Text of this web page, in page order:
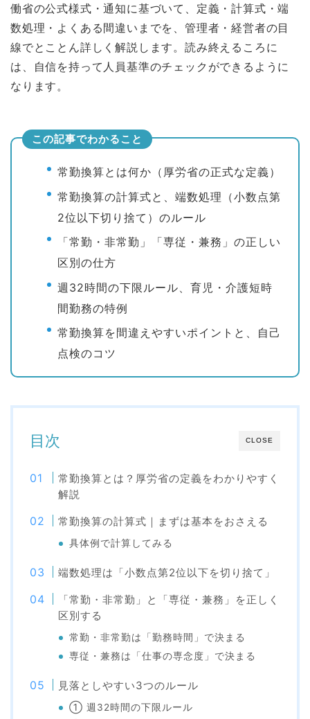
働省の公式様式・通知に基づいて、定義・計算式・端
数処理・よくある間違いまでを、管理者・経営者の目
線でとことん詳しく解説します。読み終えるころに
は、自信を持って人員基準のチェックができるように
なります。
この記事でわかること
常勤換算とは何か（厚労省の正式な定義）
常勤換算の計算式と、端数処理（小数点第
2位以下切り捨て）のルール
「常勤・非常勤」「専従・兼務」の正しい
区別の仕方
週32時間の下限ルール、育児・介護短時
間勤務の特例
常勤換算を間違えやすいポイントと、自己
点検のコツ
CLOSE
目次
常勤換算とは？厚労省の定義をわかりやすく
解説
常勤換算の計算式｜まずは基本をおさえる
具体例で計算してみる
端数処理は「小数点第2位以下を切り捨て」
「常勤・非常勤」と「専従・兼務」を正しく
区別する
常勤・非常勤は「勤務時間」で決まる
専従・兼務は「仕事の専念度」で決まる
見落としやすい3つのルール
① 週32時間の下限ルール